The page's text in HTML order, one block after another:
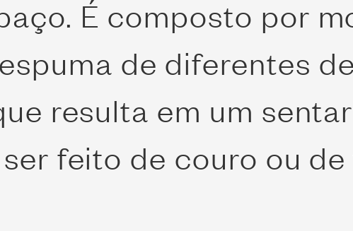
É composto por
de diferentes
resulta em um
feito de couro ou